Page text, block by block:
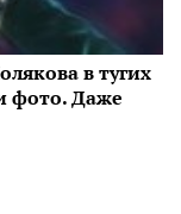
в тугих
фото. Даже